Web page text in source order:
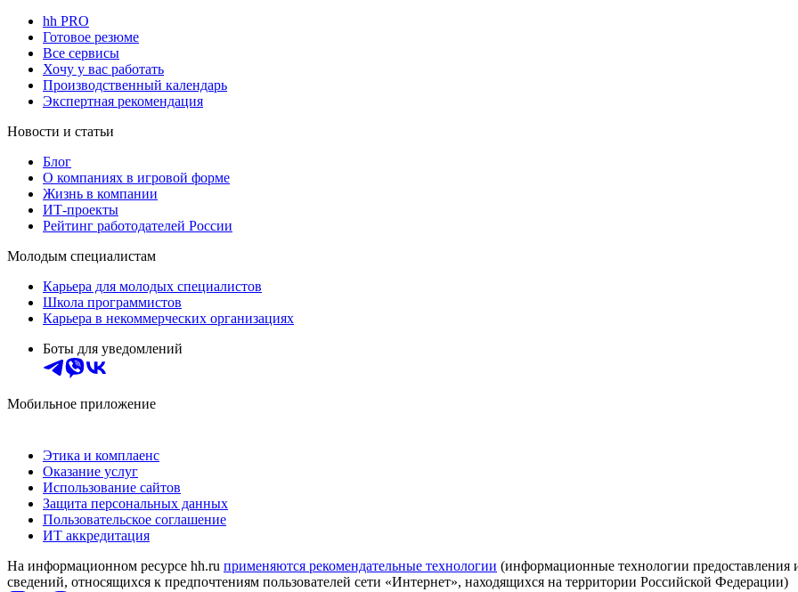
hh PRO
Готовое резюме
Все сервисы
Хочу у вас работать
Производственный календарь
Экспертная рекомендация
Новости и статьи
Блог
О компаниях в игровой форме
Жизнь в компании
ИТ-проекты
Рейтинг работодателей России
Молодым специалистам
Карьера для молодых специалистов
Школа программистов
Карьера в некоммерческих организациях
Боты для уведомлений
Мобильное приложение
Этика и комплаенс
Оказание услуг
Использование сайтов
Защита персональных данных
Пользовательское соглашение
ИТ аккредитация
На информационном ресурсе hh.ru применяются рекомендательные технологии (информационные технологии предоставления
сведений, относящихся к предпочтениям пользователей сети «Интернет», находящихся на территории Российской Федерации)